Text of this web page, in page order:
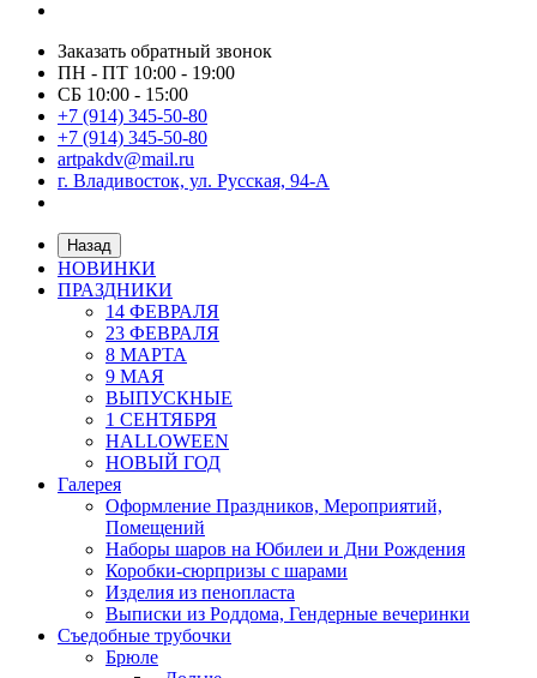
Заказать обратный звонок
ПН - ПТ 10:00 - 19:00
СБ 10:00 - 15:00
+7 (914) 345-50-80
+7 (914) 345-50-80
artpakdv@mail.ru
г. Владивосток, ул. Русская, 94-А
Назад
НОВИНКИ
ПРАЗДНИКИ
14 ФЕВРАЛЯ
23 ФЕВРАЛЯ
8 МАРТА
9 МАЯ
ВЫПУСКНЫЕ
1 СЕНТЯБРЯ
HALLOWEEN
НОВЫЙ ГОД
Галерея
Оформление Праздников, Мероприятий,
Помещений
Наборы шаров на Юбилеи и Дни Рождения
Коробки-сюрпризы с шарами
Изделия из пенопласта
Выписки из Роддома, Гендерные вечеринки
Съедобные трубочки
Брюле